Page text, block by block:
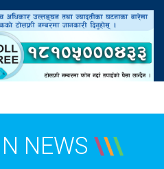
NEWS \\\